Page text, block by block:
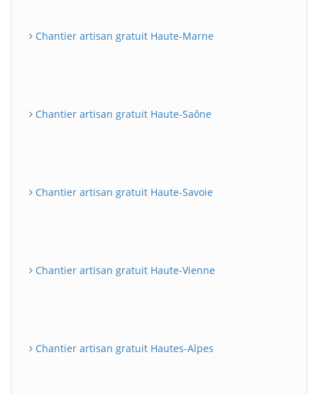
Chantier artisan gratuit Haute-Marne
Chantier artisan gratuit Haute-Saône
Chantier artisan gratuit Haute-Savoie
Chantier artisan gratuit Haute-Vienne
Chantier artisan gratuit Hautes-Alpes